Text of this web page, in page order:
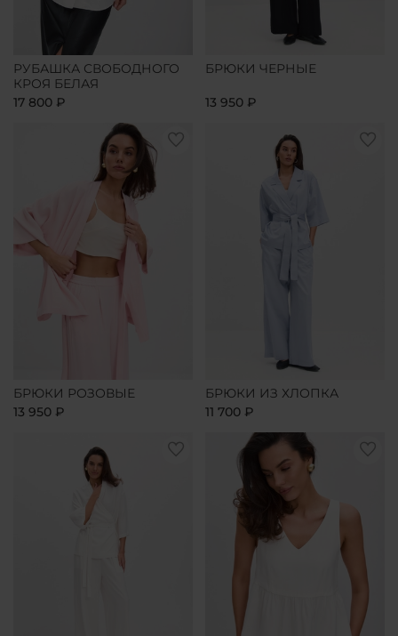
РУБАШКА СВОБОДНОГО
КРОЯ БЕЛАЯ
17 800 ₽
БРЮКИ ЧЕРНЫЕ
13 950 ₽
БРЮКИ РОЗОВЫЕ
13 950 ₽
БРЮКИ ИЗ ХЛОПКА
11 700 ₽